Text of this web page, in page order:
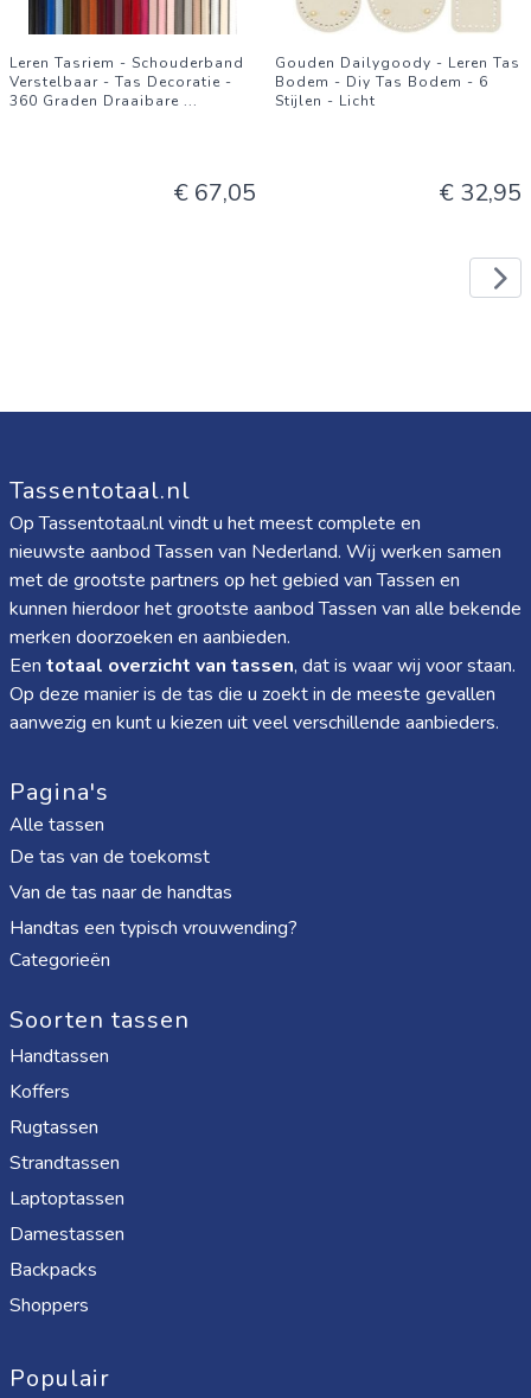
Leren Tasriem - Schouderband
Verstelbaar - Tas Decoratie -
360 Graden Draaibare ...
€ 67,05
Gouden Dailygoody - Leren Tas
Bodem - Diy Tas Bodem - 6
Stijlen - Licht
€ 32,95
Tassentotaal.nl
Op Tassentotaal.nl vindt u het meest complete en
nieuwste aanbod Tassen van Nederland. Wij werken samen
met de grootste partners op het gebied van Tassen en
kunnen hierdoor het grootste aanbod Tassen van alle bekende
merken doorzoeken en aanbieden.
Een totaal overzicht van tassen, dat is waar wij voor staan.
Op deze manier is de tas die u zoekt in de meeste gevallen
aanwezig en kunt u kiezen uit veel verschillende aanbieders.
Pagina's
Alle tassen
De tas van de toekomst
Van de tas naar de handtas
Handtas een typisch vrouwending?
Categorieën
Soorten tassen
Handtassen
Koffers
Rugtassen
Strandtassen
Laptoptassen
Damestassen
Backpacks
Shoppers
Populair